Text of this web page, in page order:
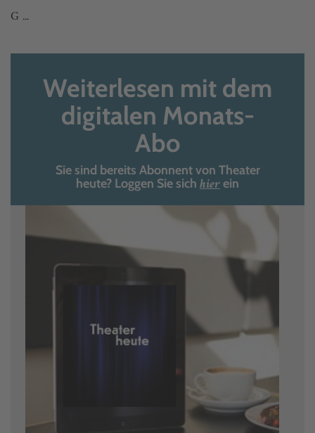
G ...
Weiterlesen mit dem
digitalen Monats-
Abo
Sie sind bereits Abonnent von Theater
heute? Loggen Sie sich hierein